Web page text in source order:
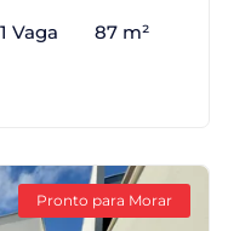
1 Vaga 87 m²
Pronto para Morar